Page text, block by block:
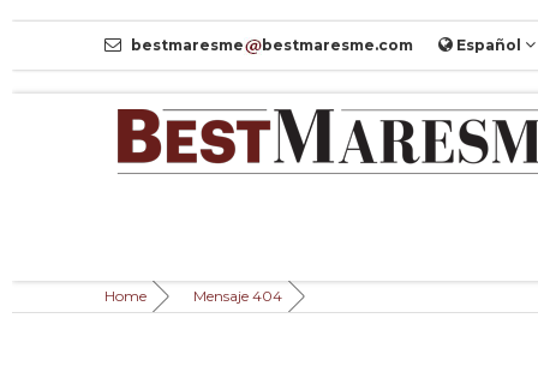
bestmaresme bestmaresme.com Español
Home Mensaje 404